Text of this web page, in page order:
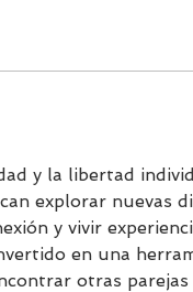
y la libertad
explorar nuevas
y vivir
en una
otras